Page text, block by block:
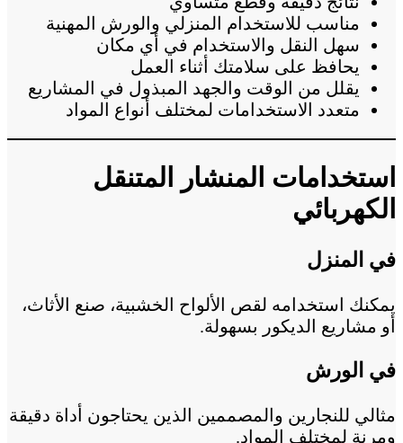
مناسب للاستخدام المنزلي والورش المهنية
سهل النقل والاستخدام في أي مكان
يحافظ على سلامتك أثناء العمل
يقلل من الوقت والجهد المبذول في المشاريع
متعدد الاستخدامات لمختلف أنواع المواد
استخدامات المنشار المتنقل
الكهربائي
في المنزل
يمكنك استخدامه لقص الألواح الخشبية، صنع الأثاث،
أو مشاريع الديكور بسهولة.
في الورش
مثالي للنجارين والمصممين الذين يحتاجون أداة دقيقة
ومرنة لمختلف المواد.